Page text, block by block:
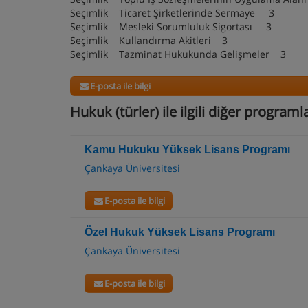
Seçimlik Ticaret Şirketlerinde Sermaye 3
Seçimlik Mesleki Sorumluluk Sigortası 3
Seçimlik Kullandırma Akitleri 3
Seçimlik Tazminat Hukukunda Gelişmeler 3
E-posta ile bilgi
Hukuk (türler) ile ilgili diğer
Kamu Hukuku Yüksek Lisans Programı
Çankaya Üniversitesi
E-posta ile bilgi
Özel Hukuk Yüksek Lisans Programı
Çankaya Üniversitesi
E-posta ile bilgi